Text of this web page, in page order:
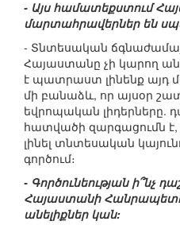
- Այս համատեքստում
մարտահրավերներ են
- Տնտեսական
Հայաստանը չի կարող
է պատրաստ լինենք այդ
մի բանաձև, որ այսօր
եվրոպական լիդերները.
հատվածի զարգացումն
լինել տնտեսական
գործում։
- Գործունեության ի՞նչ
Հայաստանի
անելիքներ կան: